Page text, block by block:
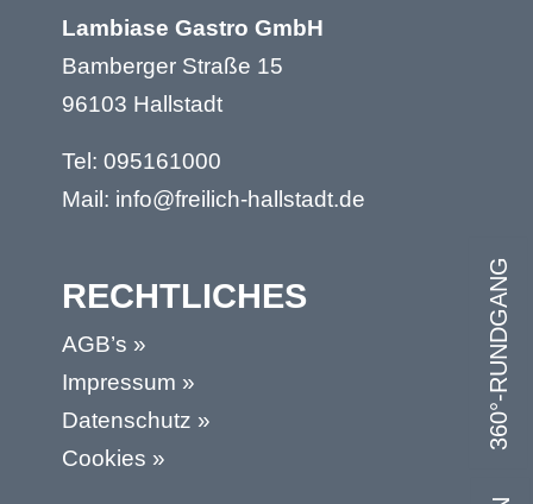
360°-RUNDGANG
Lambiase Gastro GmbH
Bamberger Straße 15
96103 Hallstadt
Tel:095161000
Mail: info@freilich-hallstadt.de
RECHTLICHES
AGB’s »
Impressum »
Datenschutz »
Cookies »